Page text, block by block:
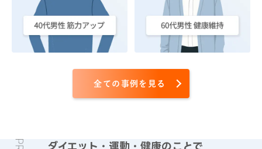
全ての事例を見る
ダイエット ・運動・健康のことで